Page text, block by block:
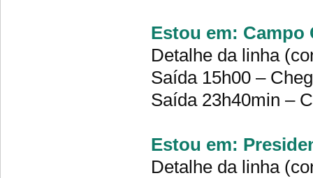
Estou em: Campo
Detalhe da linha
Saída 15h00 –
Saída 23h40min –
Estou em:
Detalhe da linha